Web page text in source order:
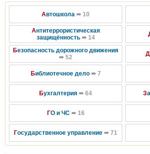
Автошкола ➠ 10
Антитеррористическая
защищённость ➠ 14
Безопасность дорожного движения
➠ 52
Библиотечное дело ➠ 7
Бухгалтерия ➠ 64
ГО и ЧС ➠ 16
Государственное управление ➠ 71
Д
З